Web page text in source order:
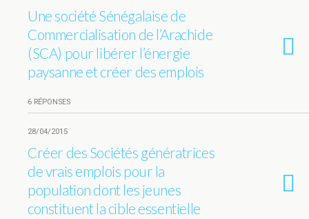
Une société Sénégalaise de
Commercialisation de l’Arachide
(SCA) pour libérer l’énergie
paysanne et créer des emplois
6 RÉPONSES
28/04/2015
Créer des Sociétés génératrices
de vrais emplois pour la
population dont les jeunes
constituent la cible essentielle